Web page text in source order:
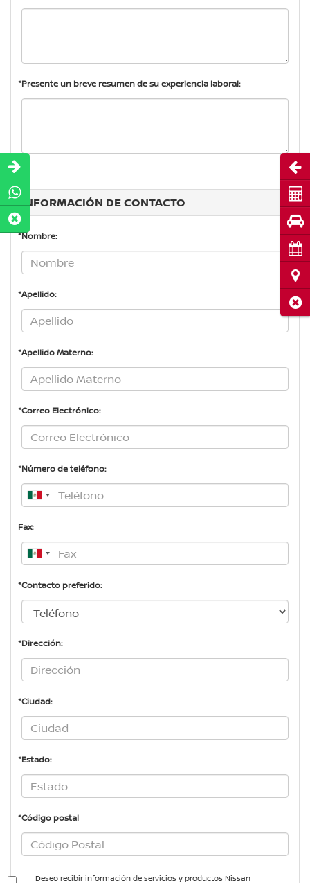
*Presente un breve resumen de su experiencia laboral:
INFORMACIÓN DE CONTACTO
*Nombre:
*Apellido:
*Apellido Materno:
*Correo Electrónico:
*Número de teléfono:
Fax:
*Contacto preferido:
*Dirección:
*Ciudad:
*Estado:
*Código postal
Deseo recibir información de servicios y productos Nissan